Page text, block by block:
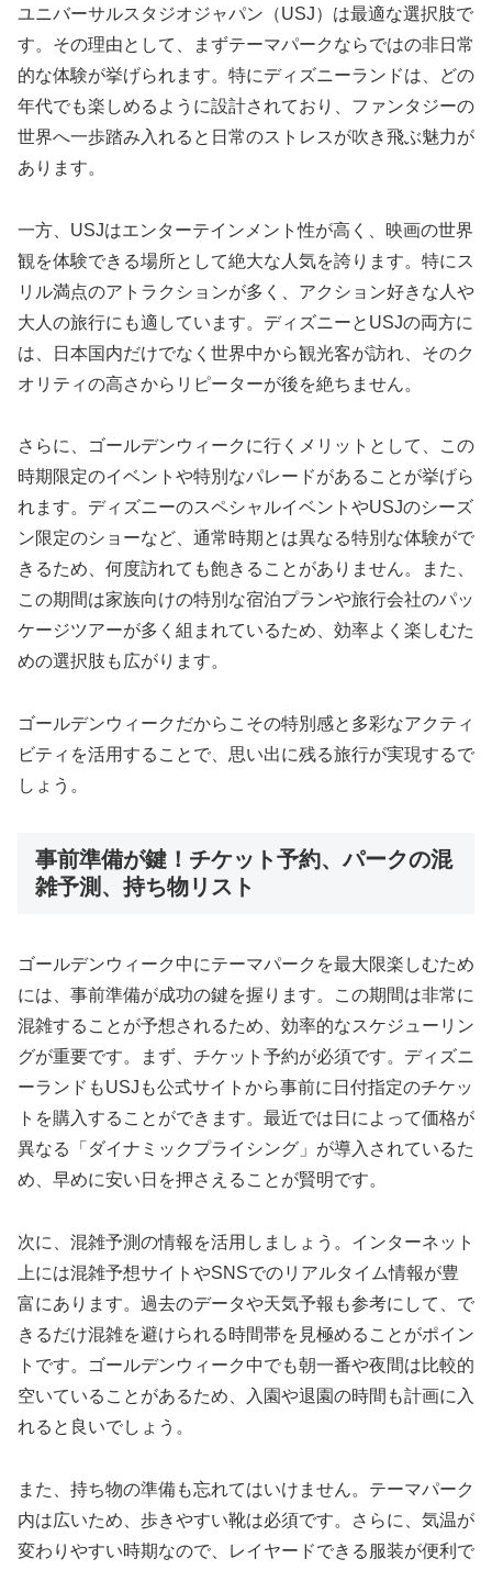
ユニバーサルスタジオジャパン（USJ）は最適な選択肢で
す。その理由として、まずテーマパークならではの非日常
的な体験が挙げられます。特にディズニーランドは、どの
年代でも楽しめるように設計されており、ファンタジーの
世界へ一歩踏み入れると日常のストレスが吹き飛ぶ魅力が
あります。
一方、USJはエンターテインメント性が高く、映画の世界
観を体験できる場所として絶大な人気を誇ります。特にス
リル満点のアトラクションが多く、アクション好きな人や
大人の旅行にも適しています。ディズニーとUSJの両方に
は、日本国内だけでなく世界中から観光客が訪れ、そのク
オリティの高さからリピーターが後を絶ちません。
さらに、ゴールデンウィークに行くメリットとして、この
時期限定のイベントや特別なパレードがあることが挙げら
れます。ディズニーのスペシャルイベントやUSJのシーズ
ン限定のショーなど、通常時期とは異なる特別な体験がで
きるため、何度訪れても飽きることがありません。また、
この期間は家族向けの特別な宿泊プランや旅行会社のパッ
ケージツアーが多く組まれているため、効率よく楽しむた
めの選択肢も広がります。
ゴールデンウィークだからこその特別感と多彩なアクティ
ビティを活用することで、思い出に残る旅行が実現するで
しょう。
事前準備が鍵！チケット予約、パークの混
雑予測、持ち物リスト
ゴールデンウィーク中にテーマパークを最大限楽しむため
には、事前準備が成功の鍵を握ります。この期間は非常に
混雑することが予想されるため、効率的なスケジューリン
グが重要です。まず、チケット予約が必須です。ディズニ
ーランドもUSJも公式サイトから事前に日付指定のチケッ
トを購入することができます。最近では日によって価格が
異なる「ダイナミックプライシング」が導入されているた
め、早めに安い日を押さえることが賢明です。
次に、混雑予測の情報を活用しましょう。インターネット
上には混雑予想サイトやSNSでのリアルタイム情報が豊
富にあります。過去のデータや天気予報も参考にして、で
きるだけ混雑を避けられる時間帯を見極めることがポイン
トです。ゴールデンウィーク中でも朝一番や夜間は比較的
空いていることがあるため、入園や退園の時間も計画に入
れると良いでしょう。
また、持ち物の準備も忘れてはいけません。テーマパーク
内は広いため、歩きやすい靴は必須です。さらに、気温が
変わりやすい時期なので、レイヤードできる服装が便利で